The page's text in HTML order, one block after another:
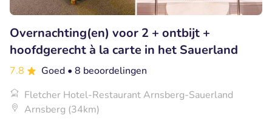
Overnachting(en) voor 2 + ontbijt +
hoofdgerecht à la carte in het Sauerland
7.8 Goed • 8 beoordelingen
Fletcher Hotel-Restaurant Arnsberg-Sauerland
Arnsberg (34km)